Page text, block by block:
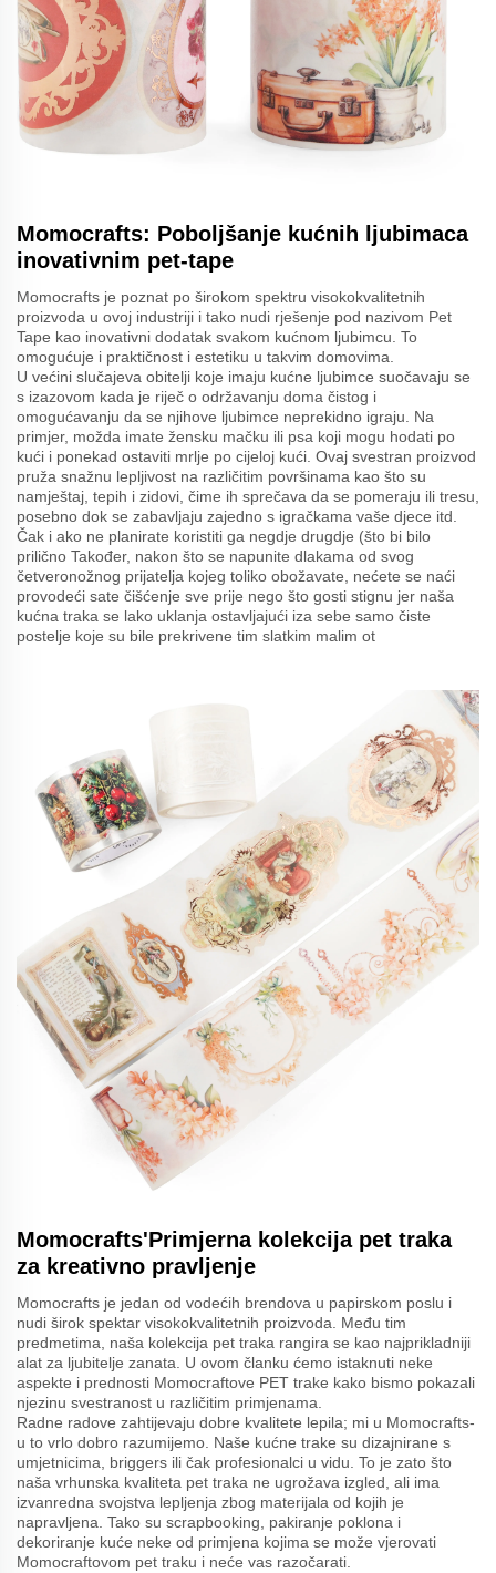
Momocrafts: Poboljšanje kućnih ljubimaca
inovativnim pet-tape
Momocrafts je poznat po širokom spektru visokokvalitetnih
proizvoda u ovoj industriji i tako nudi rješenje pod nazivom Pet
Tape kao inovativni dodatak svakom kućnom ljubimcu. To
omogućuje i praktičnost i estetiku u takvim domovima.
U većini slučajeva obitelji koje imaju kućne ljubimce suočavaju se
s izazovom kada je riječ o održavanju doma čistog i
omogućavanju da se njihove ljubimce neprekidno igraju. Na
primjer, možda imate žensku mačku ili psa koji mogu hodati po
kući i ponekad ostaviti mrlje po cijeloj kući. Ovaj svestran proizvod
pruža snažnu lepljivost na različitim površinama kao što su
namještaj, tepih i zidovi, čime ih sprečava da se pomeraju ili tresu,
posebno dok se zabavljaju zajedno s igračkama vaše djece itd.
Čak i ako ne planirate koristiti ga negdje drugdje (što bi bilo
prilično Također, nakon što se napunite dlakama od svog
četveronožnog prijatelja kojeg toliko obožavate, nećete se naći
provodeći sate čišćenje sve prije nego što gosti stignu jer naša
kućna traka se lako uklanja ostavljajući iza sebe samo čiste
postelje koje su bile prekrivene tim slatkim malim ot
Momocrafts'Primjerna kolekcija pet traka
za kreativno pravljenje
Momocrafts je jedan od vodećih brendova u papirskom poslu i
nudi širok spektar visokokvalitetnih proizvoda. Među tim
predmetima, naša kolekcija pet traka rangira se kao najprikladniji
alat za ljubitelje zanata. U ovom članku ćemo istaknuti neke
aspekte i prednosti Momocraftove PET trake kako bismo pokazali
njezinu svestranost u različitim primjenama.
Radne radove zahtijevaju dobre kvalitete lepila; mi u Momocrafts-
u to vrlo dobro razumijemo. Naše kućne trake su dizajnirane s
umjetnicima, briggers ili čak profesionalci u vidu. To je zato što
naša vrhunska kvaliteta pet traka ne ugrožava izgled, ali ima
izvanredna svojstva lepljenja zbog materijala od kojih je
napravljena. Tako su scrapbooking, pakiranje poklona i
dekoriranje kuće neke od primjena kojima se može vjerovati
Momocraftovom pet traku i neće vas razočarati.